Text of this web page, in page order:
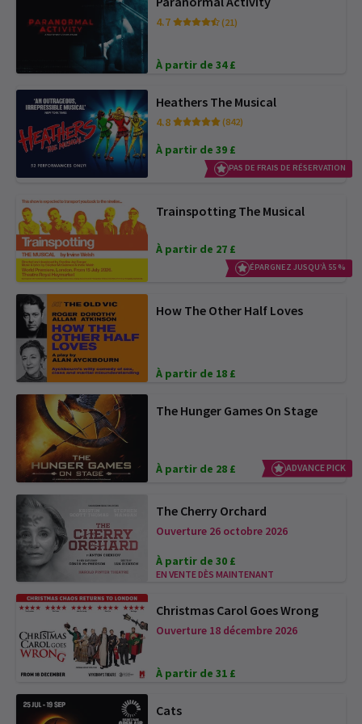
4.7 (21)
À partir de 34 £
Heathers The Musical
4.8 (842)
À partir de 39 £
PAS DE FRAIS DE RÉSERVATION
Trainspotting The Musical
À partir de 27 £
ÉPARGNEZ JUSQU’À 55 %
How The Other Half Loves
À partir de 18 £
The Hunger Games On Stage
À partir de 28 £ ADVANCE PICK
The Cherry Orchard
Ouverture 26 octobre 2026
À partir de 30 £
EN VENTE DÈS MAINTENANT
Christmas Carol Goes Wrong
Ouverture 18 décembre 2026
À partir de 31 £
Cats